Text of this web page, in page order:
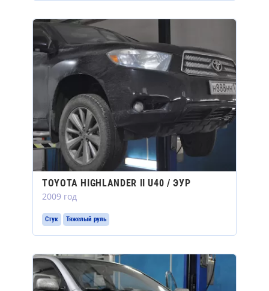
TOYOTA HIGHLANDER II U40 / ЭУР
2009 год
Стук Тяжелый руль